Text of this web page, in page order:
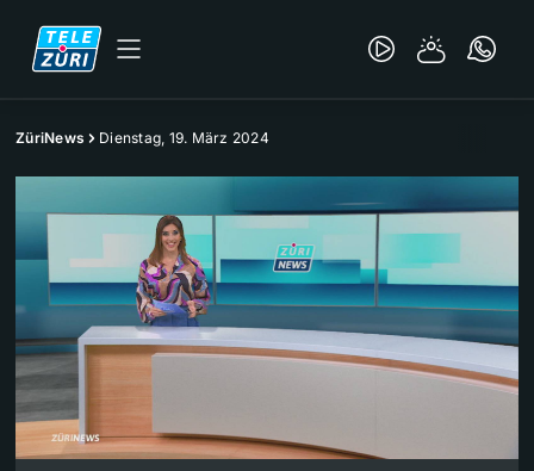
ZüriNews Dienstag, 19. März 2024